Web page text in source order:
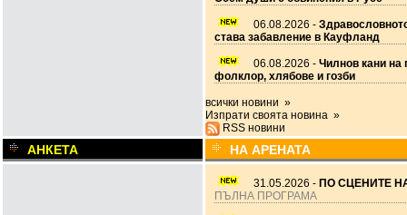
06.08.2026 -
става забавление в Кауфланд
06.08.2026 - Чилнов кани на
фолклор, хлябове и гозби
всички новини »
Изпрати своята новина »
RSS новини
АНКЕТА НА АРЕНАТА
31.05.2026 - ПО СЦЕНИТЕ
ПЪЛНА ПРОГРАМА